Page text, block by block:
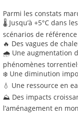
Parmi les constats
🌡️ Jusqu’à +5°C dans
scénarios de référence
🔥 Des vagues de
🌧️ Une augmentation
phénomènes
❄️ Une diminution
💧 Une ressource en
⛰️ Des impacts
l’aménagement en